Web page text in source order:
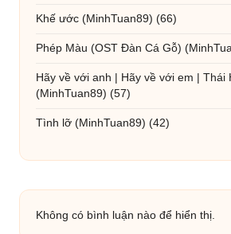
Khế ước (MinhTuan89) (66)
Phép Màu (OST Đàn Cá Gỗ)
Hãy về với anh | Hãy về với em | Thái
(MinhTuan89) (57)
Tình lỡ (MinhTuan89) (42)
Không có bình luận nào để hiển thị.